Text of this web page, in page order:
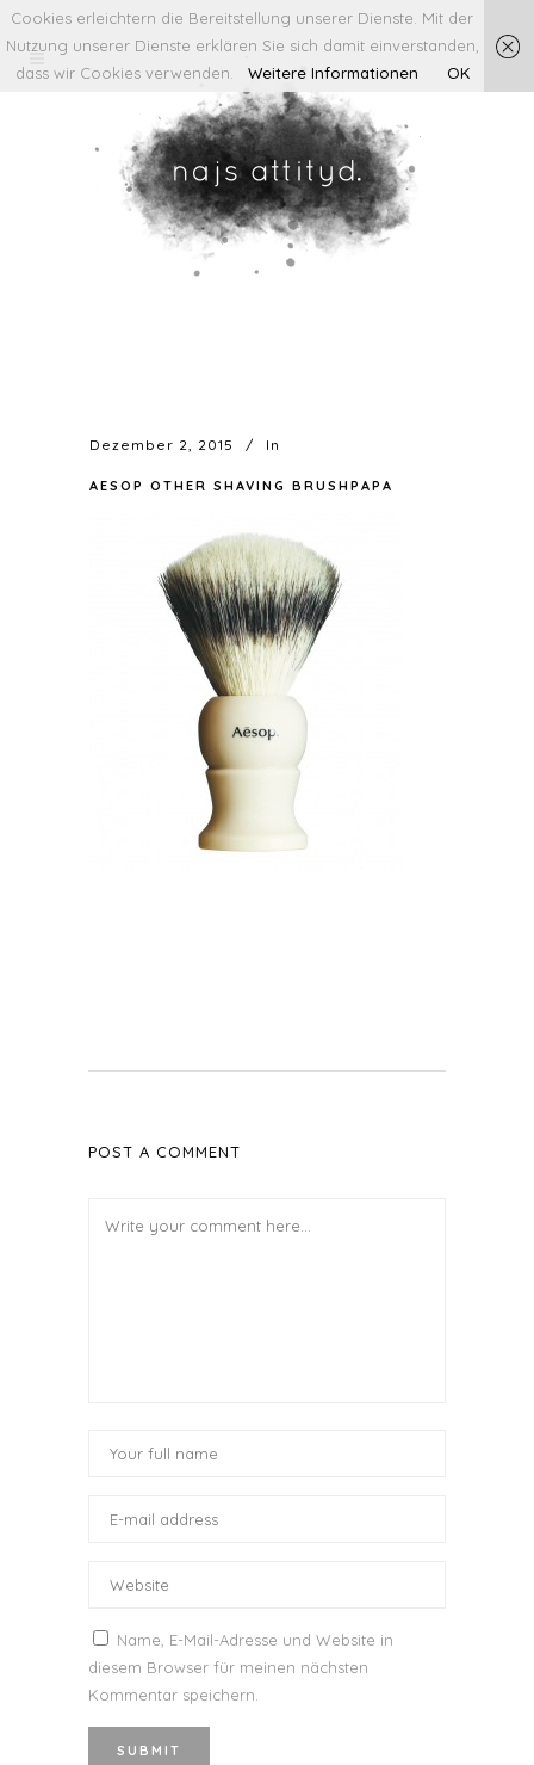
Dezember 2, 2015 In
AESOP OTHER SHAVING BRUSHPAPA
POST A COMMENT
Name, E-Mail-Adresse und Website in
diesem Browser für meinen nächsten
Kommentar speichern.
Cookies erleichtern die Bereitstellung unserer Dienste. Mit der
Nutzung unserer Dienste erklären Sie sich damit einverstanden,
dass wir Cookies verwenden.
Weitere Informationen OK